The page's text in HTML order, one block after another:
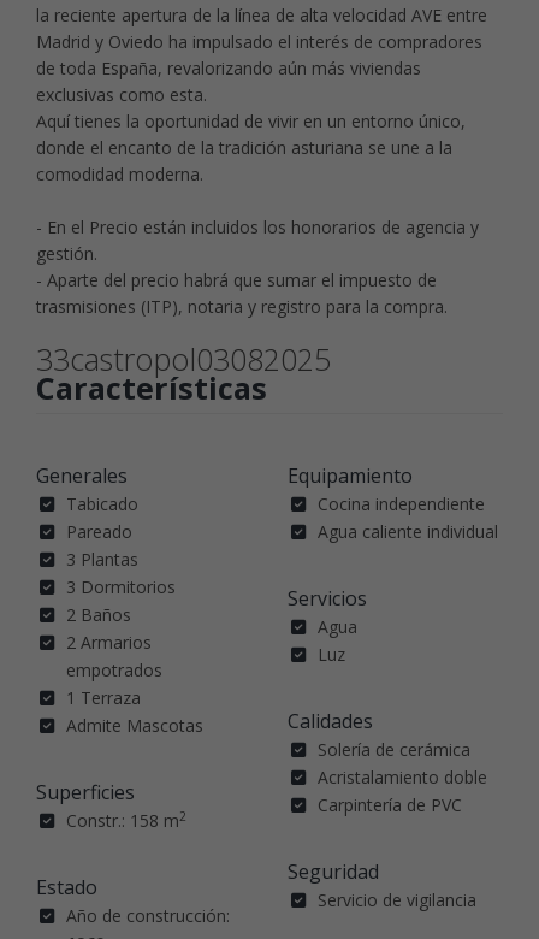
la reciente apertura de la línea de alta velocidad AVE entre
Madrid y Oviedo ha impulsado el interés de compradores
de toda España, revalorizando aún más viviendas
exclusivas como esta.
Aquí tienes la oportunidad de vivir en un entorno único,
donde el encanto de la tradición asturiana se une a la
comodidad moderna.
- En el Precio están incluidos los honorarios de agencia y
gestión.
- Aparte del precio habrá que sumar el impuesto de
trasmisiones (ITP), notaria y registro para la compra.
33castropol03082025
Características
Generales
Tabicado
Pareado
3 Plantas
3 Dormitorios
2 Baños
2 Armarios
empotrados
1 Terraza
Admite Mascotas
Superficies
Constr.: 158 m2
Estado
Año de construcción:
Equipamiento
Cocina independiente
Agua caliente individual
Servicios
Agua
Luz
Calidades
Solería de cerámica
Acristalamiento doble
Carpintería de PVC
Seguridad
Servicio de vigilancia